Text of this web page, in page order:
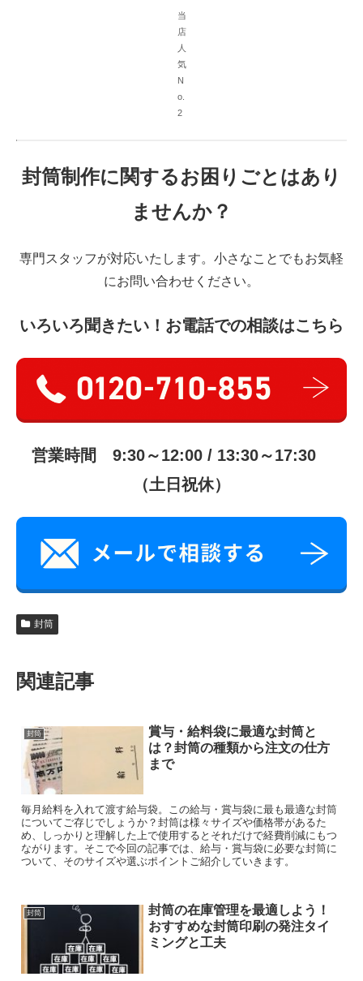
当
店
人
気
N
o.
2
封筒制作に関するお困りごとはあり
ませんか？
専門スタッフが対応いたします。小さなことでもお気軽
にお問い合わせください。
いろいろ聞きたい！お電話での相談はこちら
営業時間 9:30～12:00 / 13:30～17:30
（土日祝休）
封筒
関連記事
封筒
賞与・給料袋に最適な封筒と
は？封筒の種類から注文の仕方
まで
毎月給料を入れて渡す給与袋。この給与・賞与袋に最も最適な封筒
についてご存じでしょうか？封筒は様々サイズや価格帯があるた
め、しっかりと理解した上で使用するとそれだけで経費削減にもつ
ながります。そこで今回の記事では、給与・賞与袋に必要な封筒に
ついて、そのサイズや選ぶポイントご紹介していきます。
封筒
封筒の在庫管理を最適しよう！
おすすめな封筒印刷の発注タイ
ミングと工夫